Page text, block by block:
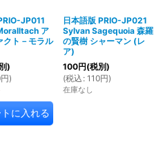
JP011
ア
クト－モラル
)
円)
に入れる
日本語版 PRIO-JP021
Sylvan Sagequoia 森羅
の賢樹 シャーマン (レ
ア)
100円(税別)
(税込 : 110円)
在庫なし